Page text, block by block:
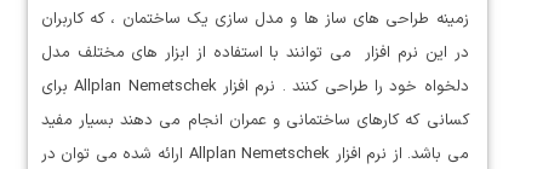
زمینه طراحی های ساز ها و مدل سازی یک ساختمان ، که کاربران
در این نرم افزار می توانند با استفاده از ابزار های مختلف مدل
دلخواه خود را طراحی کنند . نرم افزار Allplan Nemetschek برای
کسانی که کارهای ساختمانی و عمران انجام می دهند بسیار مفید
می باشد. از نرم افزار Allplan Nemetschek ارائه شده می توان در